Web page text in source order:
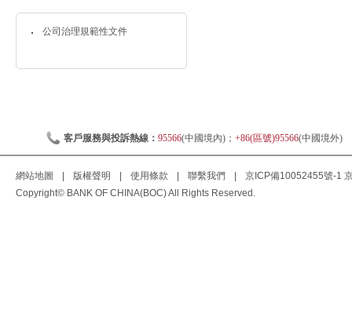
公司治理規範性文件
客戶服務與投訴熱線： 95566(中國境內)； +86(區號)95566(中國境外)
網站地圖 版權聲明 使用條款 聯繫我們 京ICP備10052455號-1
Copyright© BANK OF CHINA(BOC) All Rights Reserved.